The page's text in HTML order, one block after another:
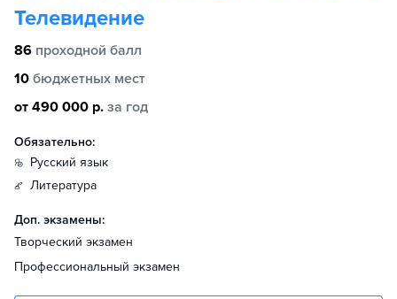
Телевидение
86 проходной балл
10 бюджетных мест
от 490 000 р. за год
Обязательно:
русский язык
литература
Доп. экзамены:
Творческий экзамен
Профессиональный экзамен